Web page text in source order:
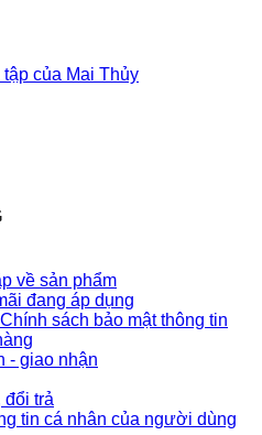
của Mai Thủy
về sản phẩm
đang áp dụng
sách bảo mật thông tin
- giao nhận
đổi trả
tin cá nhân của người dùng